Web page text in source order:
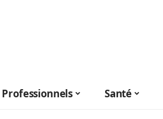
Professionnels Santé